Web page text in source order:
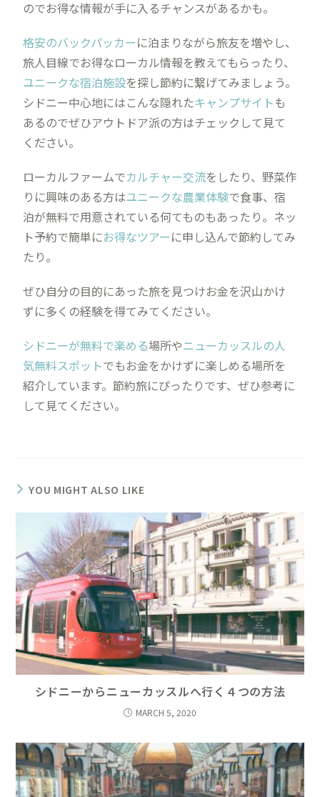
のでお得な情報が手に入るチャンスがあるかも。
格安のバックパッカーに泊まりながら旅友を増やし、
旅人目線でお得なローカル情報を教えてもらったり、
ユニークな宿泊施設を探し節約に繋げてみましょう。
シドニー中心地にはこんな隠れたキャンプサイトも
あるのでぜひアウトドア派の方はチェックして見て
ください。
ローカルファームでカルチャー交流をしたり、野菜作
りに興味のある方はユニークな農業体験で食事、宿
泊が無料で用意されている何てものもあったり。ネッ
ト予約で簡単にお得なツアーに申し込んで節約してみ
たり。
ぜひ自分の目的にあった旅を見つけお金を沢山かけ
ずに多くの経験を得てみてください。
シドニーが無料で楽める場所やニューカッスルの人
気無料スポットでもお金をかけずに楽しめる場所を
紹介しています。節約旅にぴったりです、ぜひ参考に
して見てください。
YOU MIGHT ALSO LIKE
シドニーからニューカッスルへ行く４つの方法
MARCH 5, 2020